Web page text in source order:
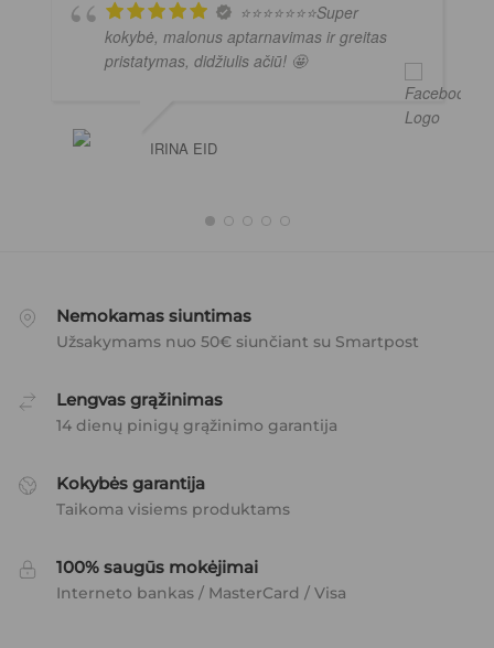
⭐️⭐️⭐️⭐️⭐️⭐️⭐️Super
kokybė, malonus aptarnavimas ir greitas
pristatymas, didžiulis ačiū! 🤩
IRINA EID
Nemokamas siuntimas
Užsakymams nuo 50€ siunčiant su Smartpost
Lengvas grąžinimas
14 dienų pinigų grąžinimo garantija
Kokybės garantija
Taikoma visiems produktams
100% saugūs mokėjimai
Interneto bankas / MasterCard / Visa